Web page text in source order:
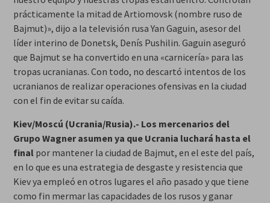
prácticamente la mitad de Artiomovsk (nombre ruso de
Bajmut)», dijo a la televisión rusa Yan Gaguin, asesor del
líder interino de Donetsk, Denís Pushilin. Gaguin aseguró
que Bajmut se ha convertido en una «carnicería» para las
tropas ucranianas. Con todo, no descartó intentos de los
ucranianos de realizar operaciones ofensivas en la ciudad
con el fin de evitar su caída.
Kiev/Moscú (Ucrania/Rusia).- Los mercenarios del
Grupo Wagner asumen ya que Ucrania luchará hasta el
finalpor mantener la ciudad de Bajmut, en el este del país,
en lo que es una estrategia de desgaste y resistencia que
Kiev ya empleó en otros lugares el año pasado y que tiene
como fin mermar las capacidades de los rusos y ganar